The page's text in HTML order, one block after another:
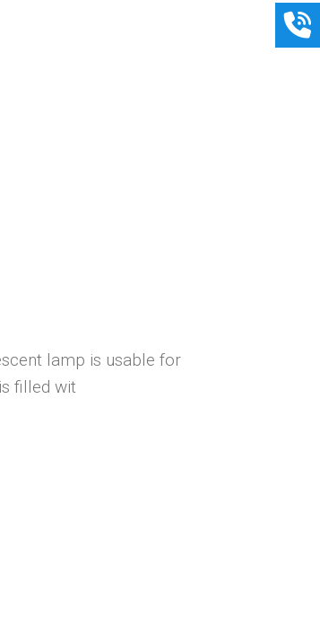
lamp is usable for
filled wit